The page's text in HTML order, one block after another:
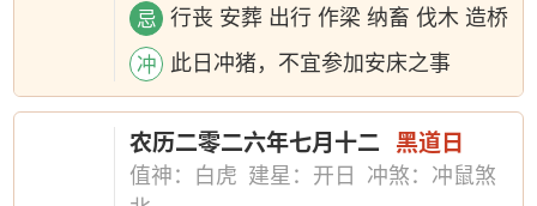
忌 行丧 安葬 出行 作梁 纳畜 伐木 造桥
冲 此日冲猪，不宜参加安床之事
农历二零二六年七月十二 黑道日
值神：白虎 建星：开日
冲煞：冲鼠煞